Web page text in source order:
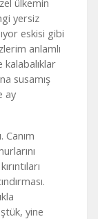
ülkemin
yersiz
eskisi gibi
anlamlı
susamış
ay
yine